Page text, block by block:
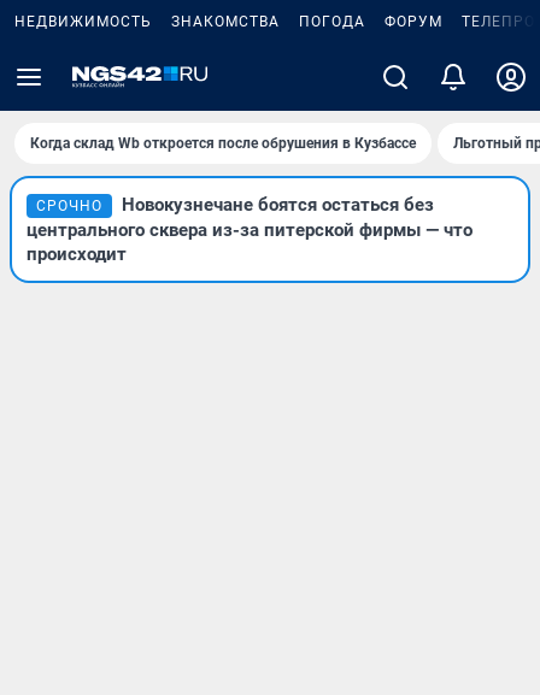
НЕДВИЖИМОСТЬ ЗНАКОМСТВА ПОГОДА ФОРУМ
Когда склад Wb откроется после обрушения в Кузбассе Льготный
СРОЧНО
Новокузнечане боятся остаться без
центрального сквера из-за питерской фирмы — что
происходит